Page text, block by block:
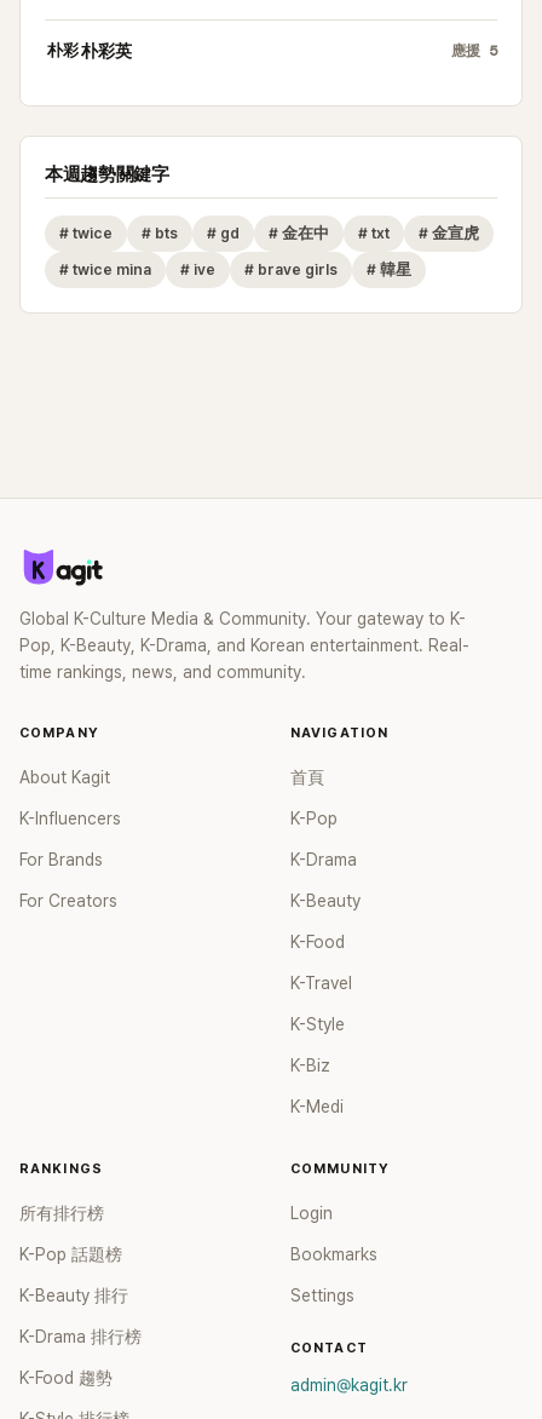
朴彩朴彩英 應援 5
本週趨勢關鍵字
# twice # bts # gd # 金在中 # txt # 金宣虎
# twice mina # ive # brave girls # 韓星
Global K-Culture Media & Community. Your gateway to K-
Pop, K-Beauty, K-Drama, and Korean entertainment. Real-
time rankings, news, and community.
COMPANY
About Kagit
K-Influencers
For Brands
For Creators
NAVIGATION
首頁
K-Pop
K-Drama
K-Beauty
K-Food
K-Travel
K-Style
K-Biz
K-Medi
RANKINGS
所有排行榜
K-Pop 話題榜
K-Beauty 排行
K-Drama 排行榜
K-Food 趨勢
COMMUNITY
Login
Bookmarks
Settings
CONTACT
admin@kagit.kr